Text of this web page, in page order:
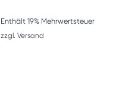
Enthält 19% Mehrwertsteuer
zzgl. Versand